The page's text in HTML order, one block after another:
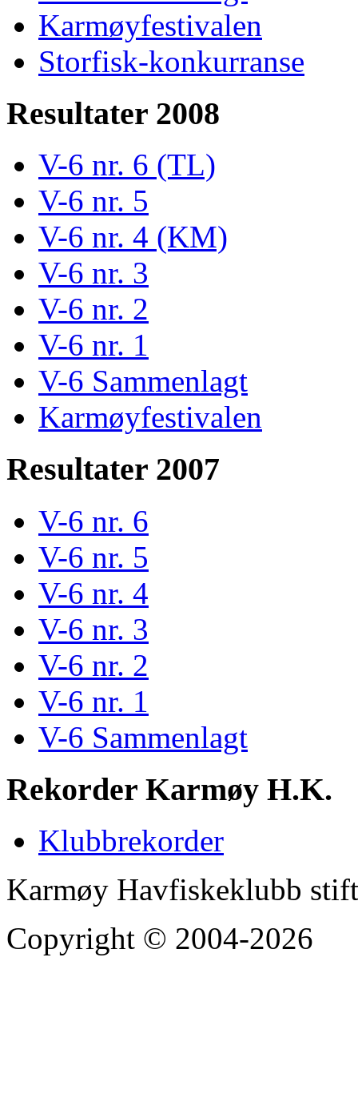
Karmøyfestivalen
Storfisk-konkurranse
Resultater 2008
V-6 nr. 6 (TL)
V-6 nr. 5
V-6 nr. 4 (KM)
V-6 nr. 3
V-6 nr. 2
V-6 nr. 1
V-6 Sammenlagt
Karmøyfestivalen
Resultater 2007
V-6 nr. 6
V-6 nr. 5
V-6 nr. 4
V-6 nr. 3
V-6 nr. 2
V-6 nr. 1
V-6 Sammenlagt
Rekorder Karmøy H.K.
Klubbrekorder
Karmøy Havfiskeklubb
Copyright © 2004-2026